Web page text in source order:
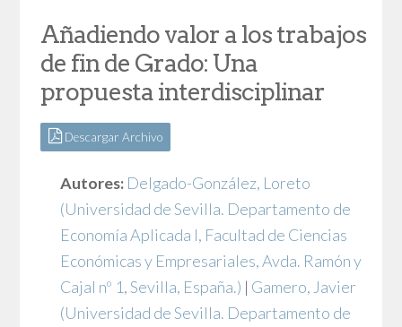
Añadiendo valor a los trabajos
de fin de Grado: Una
propuesta interdisciplinar
Descargar Archivo
Autores: Delgado-González, Loreto
(Universidad de Sevilla. Departamento de
Economía Aplicada I, Facultad de Ciencias
Económicas y Empresariales, Avda. Ramón y
Cajal nº 1, Sevilla, España.) | Gamero, Javier
(Universidad de Sevilla. Departamento de